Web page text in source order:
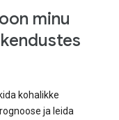
minu
kohalikke
ja leida